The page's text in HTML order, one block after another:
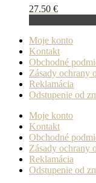
27.50 €
Moje konto
Kontakt
Obchodné
Zásady ochrany
Reklamácia
Odstupenie od
Moje konto
Kontakt
Obchodné
Zásady ochrany
Reklamácia
Odstupenie od